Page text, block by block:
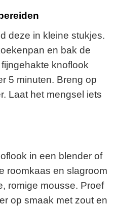
deze in kleine stukjes.
en bak de
knoflook
5 minuten. Breng op
Laat het mengsel iets
in een blender of
roomkaas en slagroom
romige mousse. Proef
op smaak met zout en